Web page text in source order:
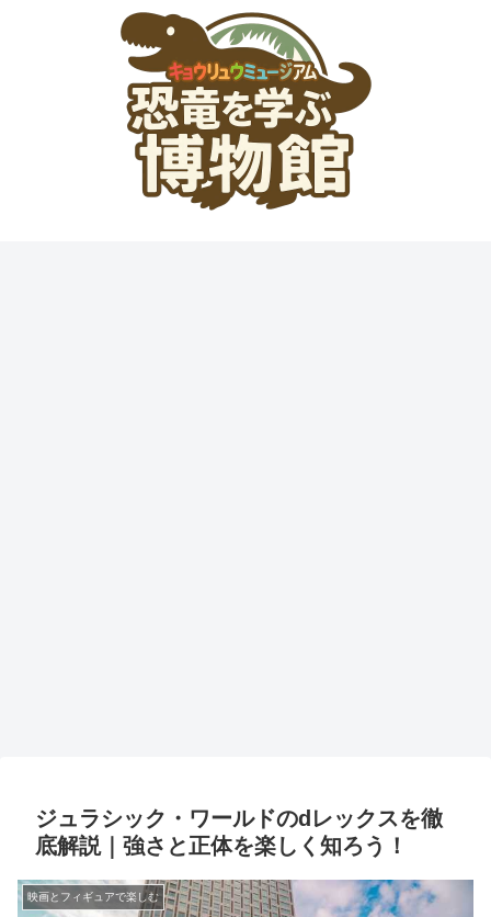
ジュラシック・ワールドのdレックスを徹
底解説｜強さと正体を楽しく知ろう！
映画とフィギュアで楽しむ